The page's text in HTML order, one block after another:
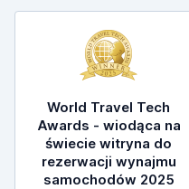
World Travel Tech
Awards - wiodąca na
świecie witryna do
rezerwacji wynajmu
samochodów 2025